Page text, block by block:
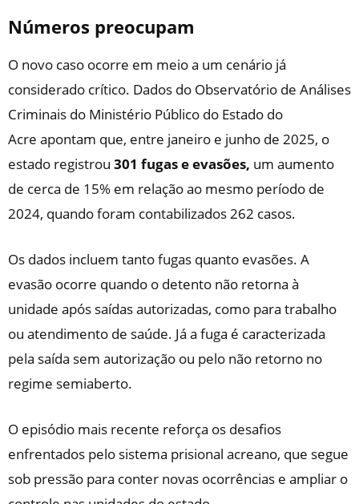
Números preocupam
O novo caso ocorre em meio a um cenário já
considerado crítico. Dados do Observatório de Análises
Criminais do Ministério Público do Estado do
Acre apontam que, entre janeiro e junho de 2025, o
estado registrou 301 fugas e evasões, um aumento
de cerca de 15% em relação ao mesmo período de
2024, quando foram contabilizados 262 casos.
Os dados incluem tanto fugas quanto evasões. A
evasão ocorre quando o detento não retorna à
unidade após saídas autorizadas, como para trabalho
ou atendimento de saúde. Já a fuga é caracterizada
pela saída sem autorização ou pelo não retorno no
regime semiaberto.
O episódio mais recente reforça os desafios
enfrentados pelo sistema prisional acreano, que segue
sob pressão para conter novas ocorrências e ampliar o